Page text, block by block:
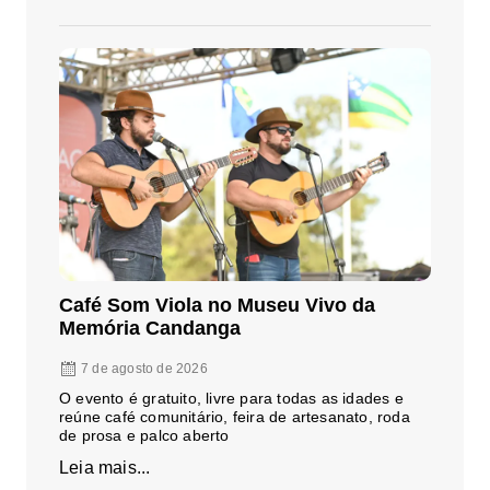
Café Som Viola no Museu Vivo da
Memória Candanga
7 de agosto de 2026
O evento é gratuito, livre para todas as idades e
reúne café comunitário, feira de artesanato, roda
de prosa e palco aberto
Leia mais...